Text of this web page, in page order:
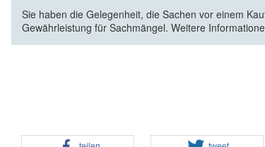
Sie haben die Gelegenheit, die Sachen vor einem
Gewährleistung für Sachmängel. Weitere